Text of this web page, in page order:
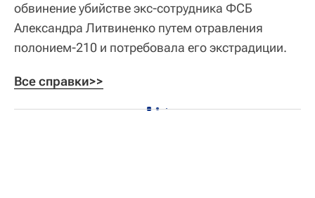
обвинение убийстве экс-сотрудника ФСБ
Александра Литвиненко путем отравления
полонием-210 и потребовала его экстрадиции.
Все справки>>